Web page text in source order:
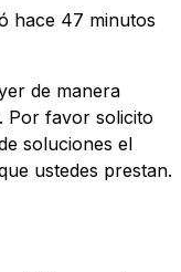
hace 47 minutos
de manera
Por favor solicito
soluciones el
ustedes prestan.